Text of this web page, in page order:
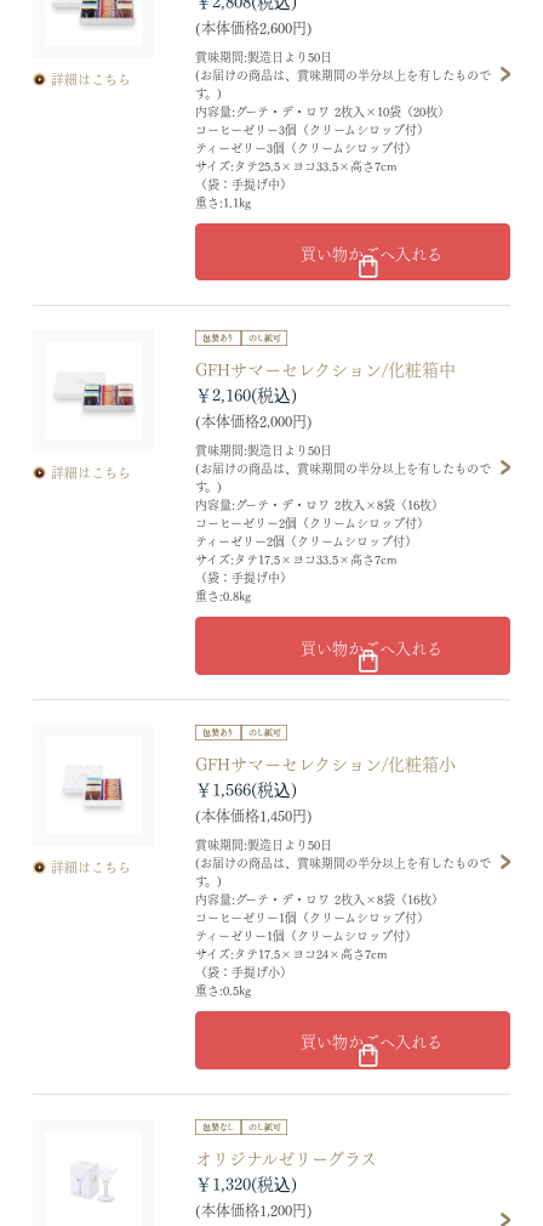
詳細はこちら
賞味期間:製造日より50日
(お届けの商品は、賞味期間の半分以上を有したもので
す。)
内容量:グーテ・デ・ロワ 2枚入×10袋（20枚）
コーヒーゼリー3個（クリームシロップ付）
ティーゼリー3個（クリームシロップ付）
サイズ:タテ25.5×ヨコ33.5×高さ7cm
（袋：手提げ中）
重さ:1.1kg
(本体価格2,600円)
買い物かごへ入れる
詳細はこちら
GFHサマーセレクション/化粧箱中
賞味期間:製造日より50日
(お届けの商品は、賞味期間の半分以上を有したもので
す。)
内容量:グーテ・デ・ロワ 2枚入×8袋（16枚）
コーヒーゼリー2個（クリームシロップ付）
ティーゼリー2個（クリームシロップ付）
サイズ:タテ17.5×ヨコ33.5×高さ7cm
（袋：手提げ中）
重さ:0.8kg
￥2,160
(本体価格2,000円)
買い物かごへ入れる
詳細はこちら
GFHサマーセレクション/化粧箱小
賞味期間:製造日より50日
(お届けの商品は、賞味期間の半分以上を有したもので
す。)
内容量:グーテ・デ・ロワ 2枚入×8袋（16枚）
コーヒーゼリー1個（クリームシロップ付）
ティーゼリー1個（クリームシロップ付）
サイズ:タテ17.5×ヨコ24×高さ7cm
（袋：手提げ小）
重さ:0.5kg
￥1,566
(本体価格1,450円)
買い物かごへ入れる
オリジナルゼリーグラス
￥1,320
(本体価格1,200円)